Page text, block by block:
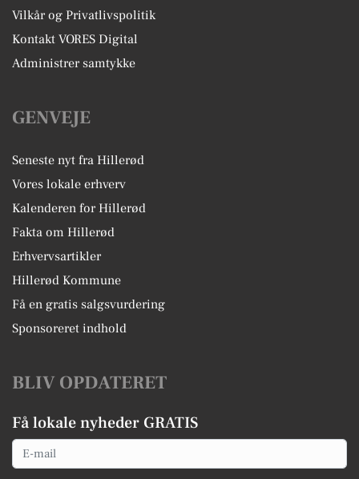
Vilkår og Privatlivspolitik
Kontakt VORES Digital
Administrer samtykke
GENVEJE
Seneste nyt fra Hillerød
Vores lokale erhverv
Kalenderen for Hillerød
Fakta om Hillerød
Erhvervsartikler
Hillerød Kommune
Få en gratis salgsvurdering
Sponsoreret indhold
BLIV OPDATERET
Få lokale nyheder GRATIS
Email